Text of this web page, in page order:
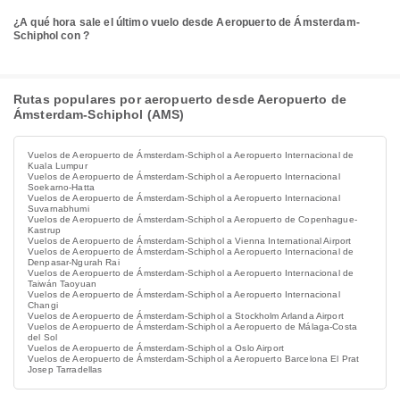
¿A qué hora sale el último vuelo desde Aeropuerto de Ámsterdam-
Schiphol con ?
Rutas populares por aeropuerto desde Aeropuerto de
Ámsterdam-Schiphol (AMS)
Vuelos de Aeropuerto de Ámsterdam-Schiphol a Aeropuerto Internacional de
Kuala Lumpur
Vuelos de Aeropuerto de Ámsterdam-Schiphol a Aeropuerto Internacional
Soekarno-Hatta
Vuelos de Aeropuerto de Ámsterdam-Schiphol a Aeropuerto Internacional
Suvarnabhumi
Vuelos de Aeropuerto de Ámsterdam-Schiphol a Aeropuerto de Copenhague-
Kastrup
Vuelos de Aeropuerto de Ámsterdam-Schiphol a Vienna International Airport
Vuelos de Aeropuerto de Ámsterdam-Schiphol a Aeropuerto Internacional de
Denpasar-Ngurah Rai
Vuelos de Aeropuerto de Ámsterdam-Schiphol a Aeropuerto Internacional de
Taiwán Taoyuan
Vuelos de Aeropuerto de Ámsterdam-Schiphol a Aeropuerto Internacional
Changi
Vuelos de Aeropuerto de Ámsterdam-Schiphol a Stockholm Arlanda Airport
Vuelos de Aeropuerto de Ámsterdam-Schiphol a Aeropuerto de Málaga-Costa
del Sol
Vuelos de Aeropuerto de Ámsterdam-Schiphol a Oslo Airport
Vuelos de Aeropuerto de Ámsterdam-Schiphol a Aeropuerto Barcelona El Prat
Josep Tarradellas